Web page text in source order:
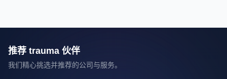
推荐 trauma 伙伴
我们精心挑选并推荐的公司与服务。